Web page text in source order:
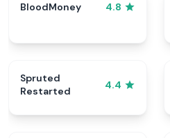
BloodMoney 4.8
Spruted
Restarted
4.4